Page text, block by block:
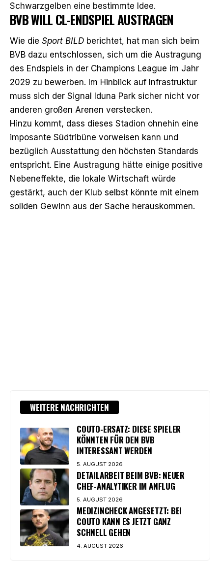
Schwarzgelben eine bestimmte Idee.
BVB WILL CL-ENDSPIEL AUSTRAGEN
Wie die Sport BILD berichtet, hat man sich beim
BVB dazu entschlossen, sich um die Austragung
des Endspiels in der Champions League im Jahr
2029 zu bewerben. Im Hinblick auf Infrastruktur
muss sich der Signal Iduna Park sicher nicht vor
anderen großen Arenen verstecken.
Hinzu kommt, dass dieses Stadion ohnehin eine
imposante Südtribüne vorweisen kann und
bezüglich Ausstattung den höchsten Standards
entspricht. Eine Austragung hätte einige positive
Nebeneffekte, die lokale Wirtschaft würde
gestärkt, auch der Klub selbst könnte mit einem
soliden Gewinn aus der Sache herauskommen.
WEITERE NACHRICHTEN
COUTO-ERSATZ: DIESE SPIELER
KÖNNTEN FÜR DEN BVB
INTERESSANT WERDEN
5. AUGUST 2026
DETAILARBEIT BEIM BVB: NEUER
CHEF-ANALYTIKER IM ANFLUG
5. AUGUST 2026
MEDIZINCHECK ANGESETZT: BEI
COUTO KANN ES JETZT GANZ
SCHNELL GEHEN
4. AUGUST 2026